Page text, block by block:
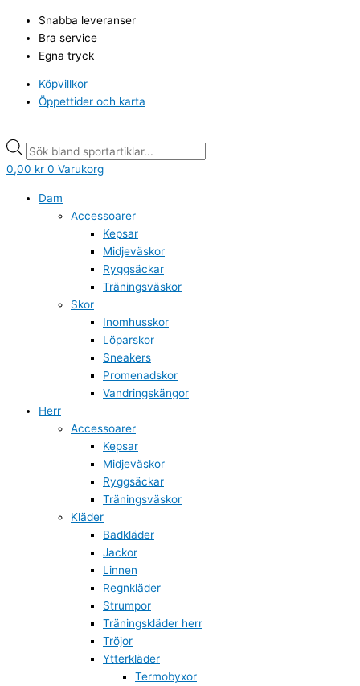
innehåll
Snabba leveranser
Bra service
Egna tryck
Köpvillkor
Öppettider och karta
search
0,00 kr 0 Varukorg
Dam
Accessoarer
Kepsar
Midjeväskor
Ryggsäckar
Träningsväskor
Skor
Inomhusskor
Löparskor
Sneakers
Promenadskor
Vandringskängor
Herr
Accessoarer
Kepsar
Midjeväskor
Ryggsäckar
Träningsväskor
Kläder
Badkläder
Jackor
Linnen
Regnkläder
Strumpor
Träningskläder herr
Tröjor
Ytterkläder
Termobyxor
search
Armour
Uppvärmningsjacka
Hockey
mängd